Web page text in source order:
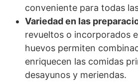
conveniente para todas
Variedad en las
revueltos o incorporados
huevos permiten
enriquecen las comidas
desayunos y meriendas.